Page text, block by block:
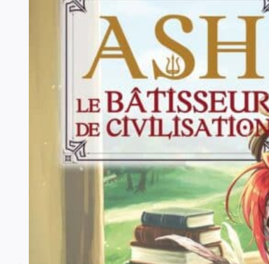
une
oeuvre
épique
de
Leiji
Matsumoto